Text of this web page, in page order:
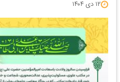
۱۲ دی ۱۴۰۴